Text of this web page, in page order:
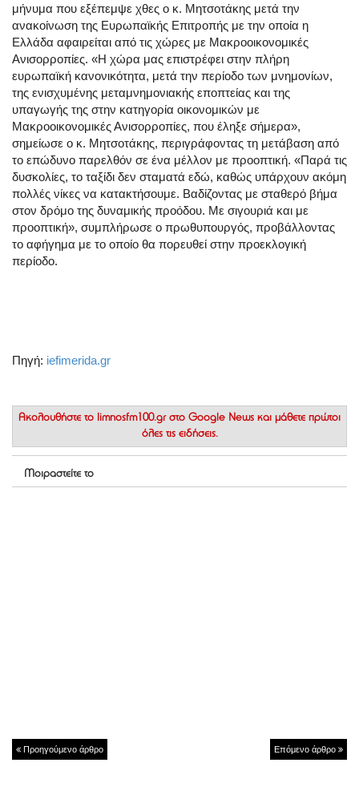
μήνυμα που εξέπεμψε χθες ο κ. Μητσοτάκης μετά την
ανακοίνωση της Ευρωπαϊκής Επιτροπής με την οποία η
Ελλάδα αφαιρείται από τις χώρες με Μακροοικονομικές
Ανισορροπίες. «Η χώρα μας επιστρέφει στην πλήρη
ευρωπαϊκή κανονικότητα, μετά την περίοδο των μνημονίων,
της ενισχυμένης μεταμνημονιακής εποπτείας και της
υπαγωγής της στην κατηγορία οικονομικών με
Μακροοικονομικές Ανισορροπίες, που έληξε σήμερα»,
σημείωσε ο κ. Μητσοτάκης, περιγράφοντας τη μετάβαση από
το επώδυνο παρελθόν σε ένα μέλλον με προοπτική. «Παρά τις
δυσκολίες, το ταξίδι δεν σταματά εδώ, καθώς υπάρχουν ακόμη
πολλές νίκες να κατακτήσουμε. Βαδίζοντας με σταθερό βήμα
στον δρόμο της δυναμικής προόδου. Με σιγουριά και με
προοπτική», συμπλήρωσε ο πρωθυπουργός, προβάλλοντας
το αφήγημα με το οποίο θα πορευθεί στην προεκλογική
περίοδο.
Πηγή: iefimerida.gr
Ακολουθήστε το limnosfm100.gr στο Google News και μάθετε πρώτοι
όλες τις ειδήσεις.
Μοιραστείτε το
Προηγούμενο άρθρο Επόμενο άρθρο